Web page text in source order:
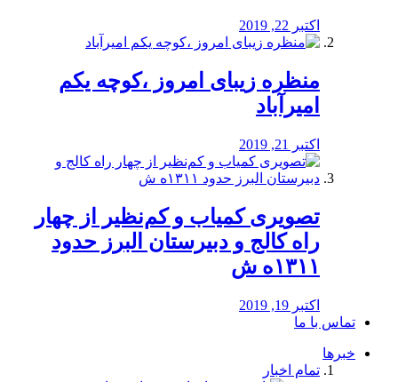
اکتبر 22, 2019
منظره‌‌ زیبای امروز ،کوچه یکم
امیرآباد
اکتبر 21, 2019
️تصویری کمیاب و کم‌نظیر از چهار
راه كالج و دبيرستان البرز حدود
۱۳۱۱ه ش
اکتبر 19, 2019
تماس با ما
خبرها
تمام اخبار